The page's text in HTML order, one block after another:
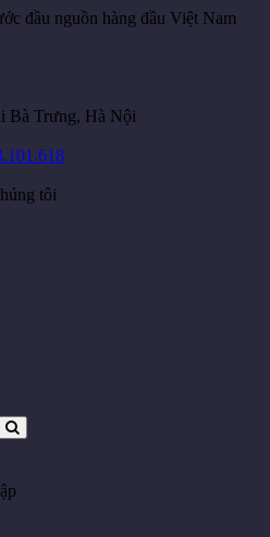
đầu nguồn hàng đầu Việt Nam
Bà Trưng, Hà Nội
tôi